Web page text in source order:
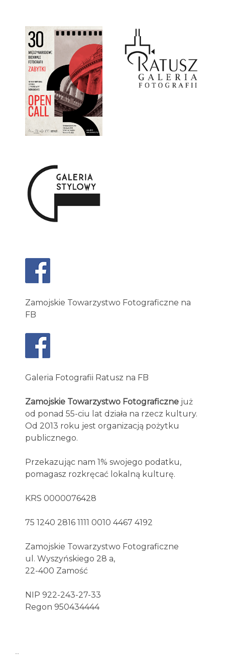
Zamojskie Towarzystwo Fotograficzne na
FB
Galeria Fotografii Ratusz na FB
Zamojskie Towarzystwo Fotograficzne już
od ponad 55-ciu lat działa na rzecz kultury.
Od 2013 roku jest organizacją pożytku
publicznego.
Przekazując nam 1% swojego podatku,
pomagasz rozkręcać lokalną kulturę.
KRS 0000076428
75 1240 2816 1111 0010 4467 4192
Zamojskie Towarzystwo Fotograficzne
ul. Wyszyńskiego 28 a,
22-400 Zamość
NIP 922-243-27-33
Regon 950434444